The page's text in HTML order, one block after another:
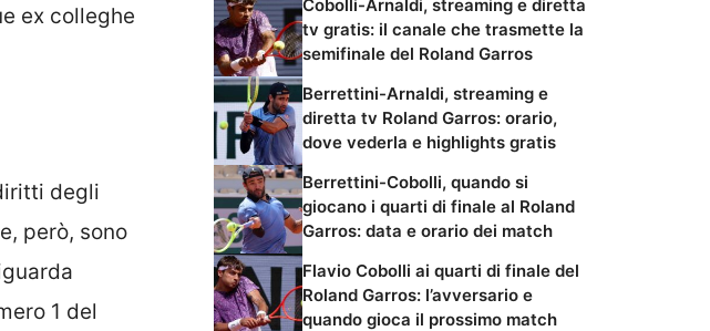
ex colleghe
degli
però, sono
1 del
Cobolli-Arnaldi, streaming e diretta
tv gratis: il canale che trasmette la
semifinale del Roland Garros
Berrettini-Arnaldi, streaming e
diretta tv Roland Garros: orario,
dove vederla e highlights gratis
Berrettini-Cobolli, quando si
giocano i quarti di finale al Roland
Garros: data e orario dei match
Flavio Cobolli ai quarti di finale del
Roland Garros: l’avversario e
quando gioca il prossimo match